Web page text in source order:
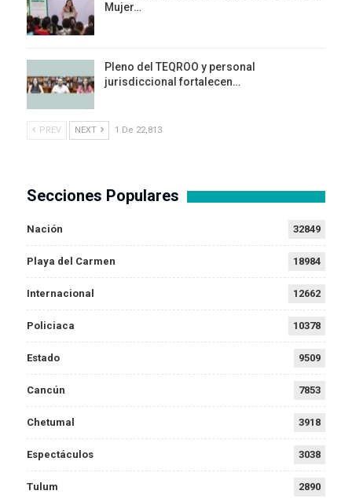
Mujer…
Pleno del TEQROO y personal
jurisdiccional fortalecen…
PREV NEXT 1 De 22,813
Secciones Populares
Nación 32849
Playa del Carmen 18984
Internacional 12662
Policiaca 10378
Estado 9509
Cancún 7853
Chetumal 3918
Espectáculos 3038
Tulum 2890